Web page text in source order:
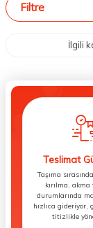
Filtre
İlgili
Teslimat
Taşıma
kırılma,
durumlarında
hızlıca gideriyor,
titizlikle